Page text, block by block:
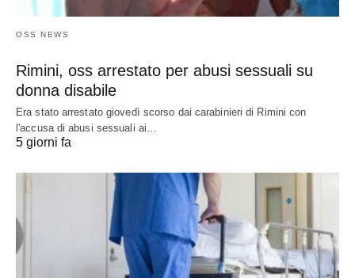
OSS NEWS
Rimini, oss arrestato per abusi sessuali su
donna disabile
Era stato arrestato giovedì scorso dai carabinieri di Rimini con
l'accusa di abusi sessuali ai…
5 giorni fa